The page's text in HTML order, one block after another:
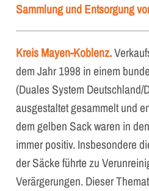
Sammlung und Entsorgung
Kreis Mayen-Koblenz.
dem Jahr 1998 in einem
(Duales System Deutschland/
ausgestaltet gesammelt und
dem gelben Sack waren in
immer positiv. Insbesondere
der Säcke führte zu
Verärgerungen. Dieser